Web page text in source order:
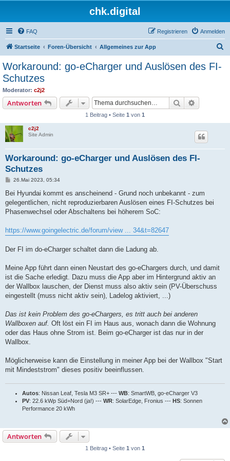
chk.digital
FAQ Anmelden
Registrieren
Startseite Foren-Übersicht Allgemeines zur App
Workaround: go-eCharger und Auslösen des FI-
Schutzes
Moderator: c2j2
Antworten Suche
1 Beitrag • Seite 1 von 1
c2j2
Site Admin
Workaround: go-eCharger und Auslösen des FI-
Schutzes
B
i
r
a
26.Mai 2023, 05:34
Bei Hyundai kommt es anscheinend - Grund noch unbekannt - zum
gelegentlichen, nicht reproduzierbaren Auslösen eines FI-Schutzes bei
Phasenwechsel oder Abschaltens bei höherem SoC:
https://www.goingelectric.de/forum/view ... 34&t=82647
Der FI im do-eCharger schaltet dann die Ladung ab.
Meine App führt dann einen Neustart des go-eChargers durch, und damit
ist die Sache erledigt. Dazu muss die App aber im Hintergrund aktiv an
der Wallbox lauschen, der Dienst muss also aktiv sein (PV-Überschuss
eingestellt (muss nicht aktiv sein), Ladelog aktiviert, ...)
Das ist kein Problem des go-eChargers, es tritt auch bei anderen
Wallboxen auf. Oft löst ein FI im Haus aus, wonach dann die Wohnung
oder das Haus ohne Strom ist. Beim go-eCharger ist das nur in der
Wallbox.
Möglicherweise kann die Einstellung in meiner App bei der Wallbox "Start
mit Mindeststrom" dieses positiv beeinflussen.
Autos: Nissan Leaf, Tesla M3 SR+ --- WB: SmartWB, go-eCharger V3
PV: 22.6 kWp Süd+Nord (ja!) --- WR: SolarEdge, Fronius --- HS: Sonnen
Performance 20 kWh
Antworten
1 Beitrag • Seite 1 von 1